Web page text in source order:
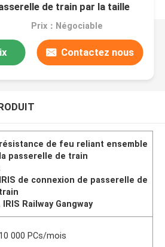
de train par la taille
Prix：Négociable
Contactez nous
résistance de feu reliant ensemble
la passerelle de train
IRIS de connexion de passerelle de
train
IRIS Railway Gangway
10 000 PCs/mois